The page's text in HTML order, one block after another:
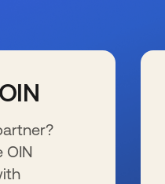
OIN